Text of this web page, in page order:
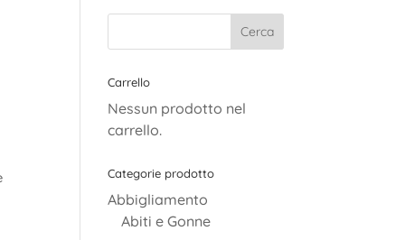
Carrello
Nessun prodotto nel
carrello.
Categorie prodotto
Abbigliamento
Abiti e Gonne